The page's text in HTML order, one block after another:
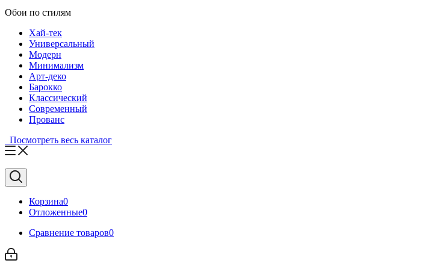
Обои по стилям
Хай-тек
Универсальный
Модерн
Минимализм
Арт-деко
Барокко
Классический
Современный
Прованс
Посмотреть весь каталог
Корзина0
Отложенные0
Сравнение товаров0